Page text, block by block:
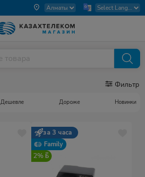
Фильтр
Дешевле Дороже Новинки
за 3 часа
Family
2%